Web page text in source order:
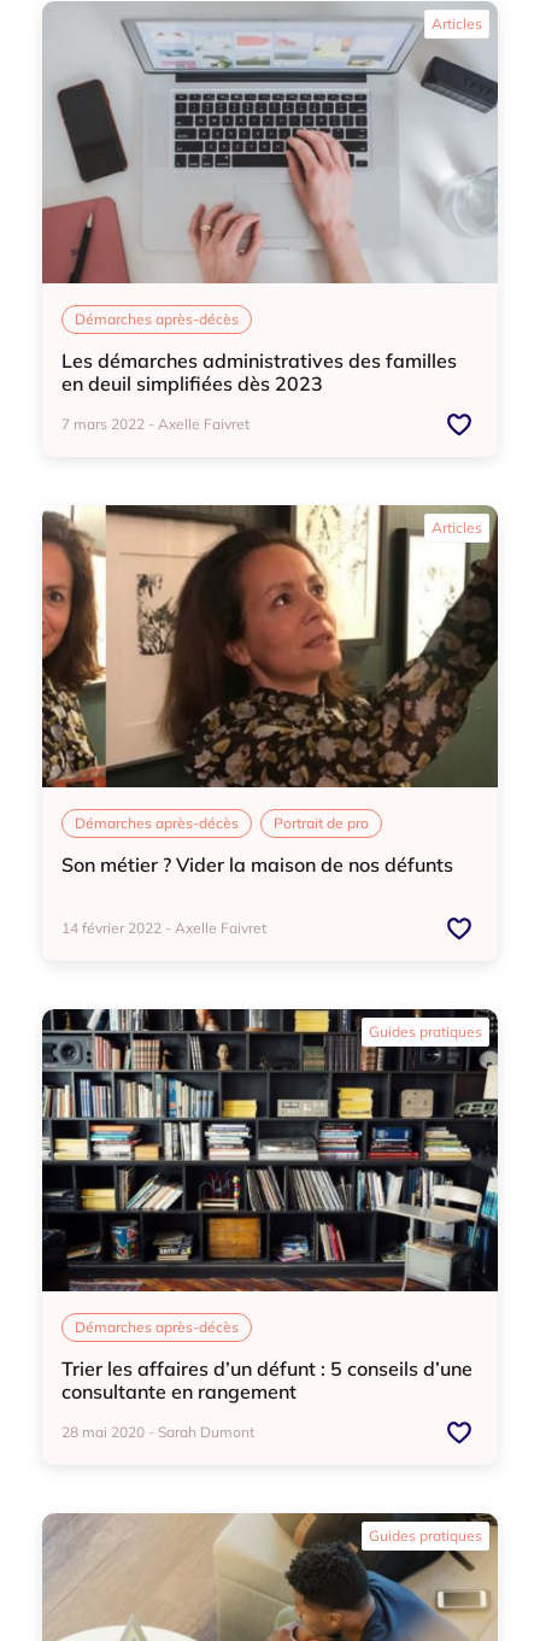
Démarches après-décès
Les démarches administratives des familles
en deuil simplifiées dès 2023
7 mars 2022 - Axelle Faivret
Articles
Démarches après-décès Portrait de pro
Son métier ? Vider la maison de nos défunts
14 février 2022 - Axelle Faivret
Articles
Démarches après-décès
Trier les affaires d’un défunt : 5 conseils d’une
consultante en rangement
28 mai 2020 - Sarah Dumont
Guides pratiques
Guides pratiques